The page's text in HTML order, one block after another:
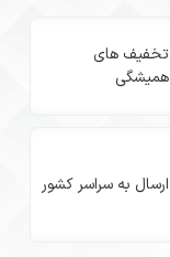
تخفیف های
همیشگی
ارسال به سراسر کشور